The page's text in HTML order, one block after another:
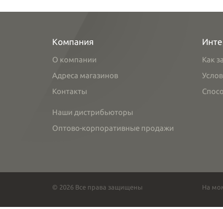
Компания
О компании
Адреса магазинов
Контакты
Наши дистрибьюторы
Оптово-корпоративные продажи
Как
© 2026 Все права защищены На